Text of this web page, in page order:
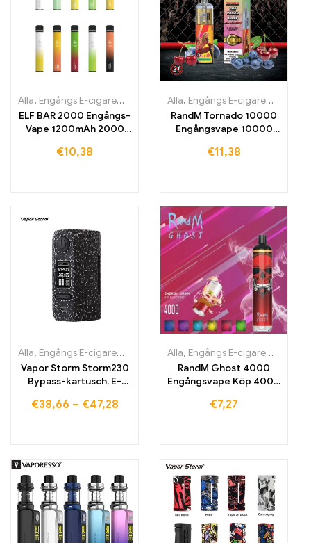
Alla, Engångs E-cigaretter Engångs-e-cigaretter Irland,
ELF BAR 2000 Engångs-
Vape 1200mAh 2000
€10,38
Alla, Engångs E-cigaretter
RandM Tornado 10000
Engångsvape 10000
€11,38
Alla, Engångs E-cigaretter Engångs-e-cigaretter Litauen,
Vapor Storm Storm230
Bypass-kartusch, E-
€38,66 – €47,28
Alla, Engångs E-cigaretter
RandM Ghost 4000
Engångsvape Köp 4000
€7,27